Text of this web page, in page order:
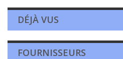
DÉJÀ VUS
FOURNISSEURS